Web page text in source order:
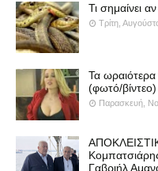
Τι σημαίνει
Τρίτη,
Τα
(φωτό/βίντεο)
Παρασκευή,
Γαβριήλ